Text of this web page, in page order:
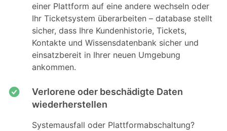
einer Plattform auf eine andere wechseln oder
Ihr Ticketsystem überarbeiten – database stellt
sicher, dass Ihre Kundenhistorie, Tickets,
Kontakte und Wissensdatenbank sicher und
einsatzbereit in Ihrer neuen Umgebung
ankommen.
Verlorene oder beschädigte Daten
wiederherstellen
Systemausfall oder Plattformabschaltung?